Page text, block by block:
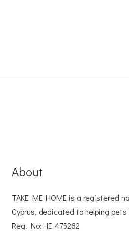
About
TAKE ME HOME is a registered
Cyprus, dedicated to helping
Reg. No: ΗΕ 475282